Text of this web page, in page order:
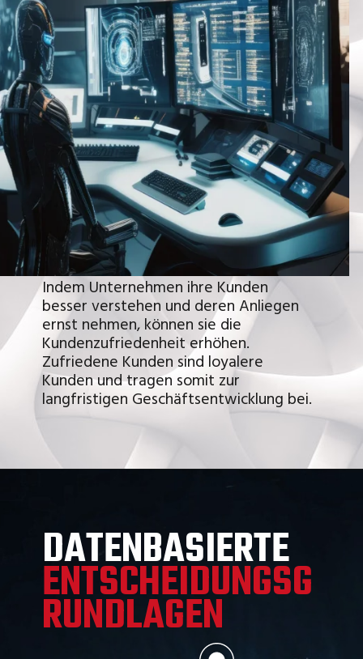
Indem Unternehmen ihre Kunden
besser verstehen und deren Anliegen
ernst nehmen, können sie die
Kundenzufriedenheit erhöhen.
Zufriedene Kunden sind loyalere
Kunden und tragen somit zur
langfristigen Geschäftsentwicklung bei.
DATENBASIERTE
ENTSCHEIDUNGSG
RUNDLAGEN